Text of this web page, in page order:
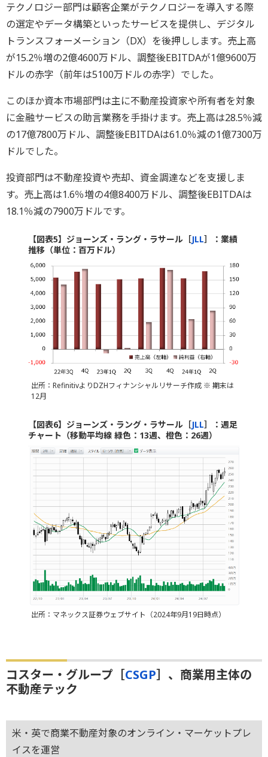
テクノロジー部門は顧客企業がテクノロジーを導入する際
の選定やデータ構築といったサービスを提供し、デジタル
トランスフォーメーション（DX）を後押しします。売上高
が15.2％増の2億4600万ドル、調整後EBITDAが1億9600万
ドルの赤字（前年は5100万ドルの赤字）でした。
このほか資本市場部門は主に不動産投資家や所有者を対象
に金融サービスの助言業務を手掛けます。売上高は28.5％減
の17億7800万ドル、調整後EBITDAは61.0％減の1億7300万
ドルでした。
投資部門は不動産投資や売却、資金調達などを支援しま
す。売上高は1.6％増の4億8400万ドル、調整後EBITDAは
18.1％減の7900万ドルです。
【図表5】ジョーンズ・ラング・ラサール［JLL］：業績
推移（単位：百万ドル）
出所：RefinitivよりDZHフィナンシャルリサーチ作成 ※ 期末は
12月
【図表6】ジョーンズ・ラング・ラサール［JLL］：週足
チャート（移動平均線 緑色：13週、橙色：26週）
出所：マネックス証券ウェブサイト（2024年9月19日時点）
コスター・グループ［CSGP］、商業用主体の
不動産テック
米・英で商業不動産対象のオンライン・マーケットプレ
イスを運営